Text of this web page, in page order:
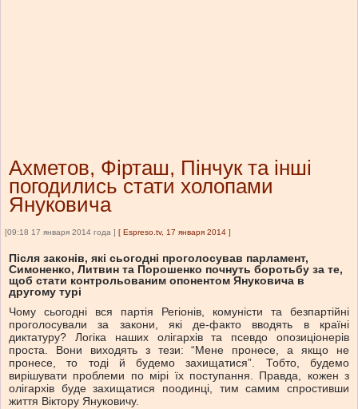
Ахметов, Фірташ, Пінчук та інші
погодились стати холопами
Януковича
[09:18 17 января 2014 года ] [ Espreso.tv, 17 января 2014 ]
Після законів, які сьогодні проголосував парламент,
Симоненко, Литвин та Порошенко почнуть боротьбу за те,
щоб стати контрольованим опонентом Януковича в
другому турі
Чому сьогодні вся партія Регіонів, комуністи та безпартійні
проголосували за закони, які де-факто вводять в країні
диктатуру? Логіка наших олігархів та псевдо опозиціонерів
проста. Вони виходять з тези: “Мене пронесе, а якщо не
пронесе, то тоді й будемо захищатися”. Тобто, будемо
вирішувати проблеми по мірі їх поступання. Правда, кожен з
олігархів буде захищатися поодинці, тим самим спростивши
життя Віктору Януковичу.